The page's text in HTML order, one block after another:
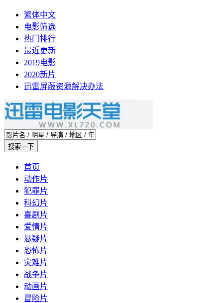
繁体中文
电影筛选
热门排行
最近更新
2019电影
2020新片
迅雷屏蔽资源解决办法
首页
动作片
犯罪片
科幻片
喜剧片
爱情片
悬疑片
恐怖片
灾难片
战争片
动画片
冒险片